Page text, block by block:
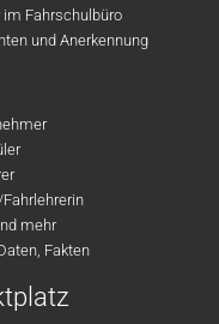
Fahrschulbüro
und Anerkennung
mehr
Fakten